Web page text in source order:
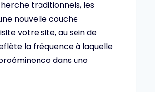
traditionnels, les
nouvelle couche
votre site, au sein de
la fréquence à laquelle
dans une